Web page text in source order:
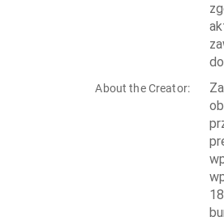
About the Creator: